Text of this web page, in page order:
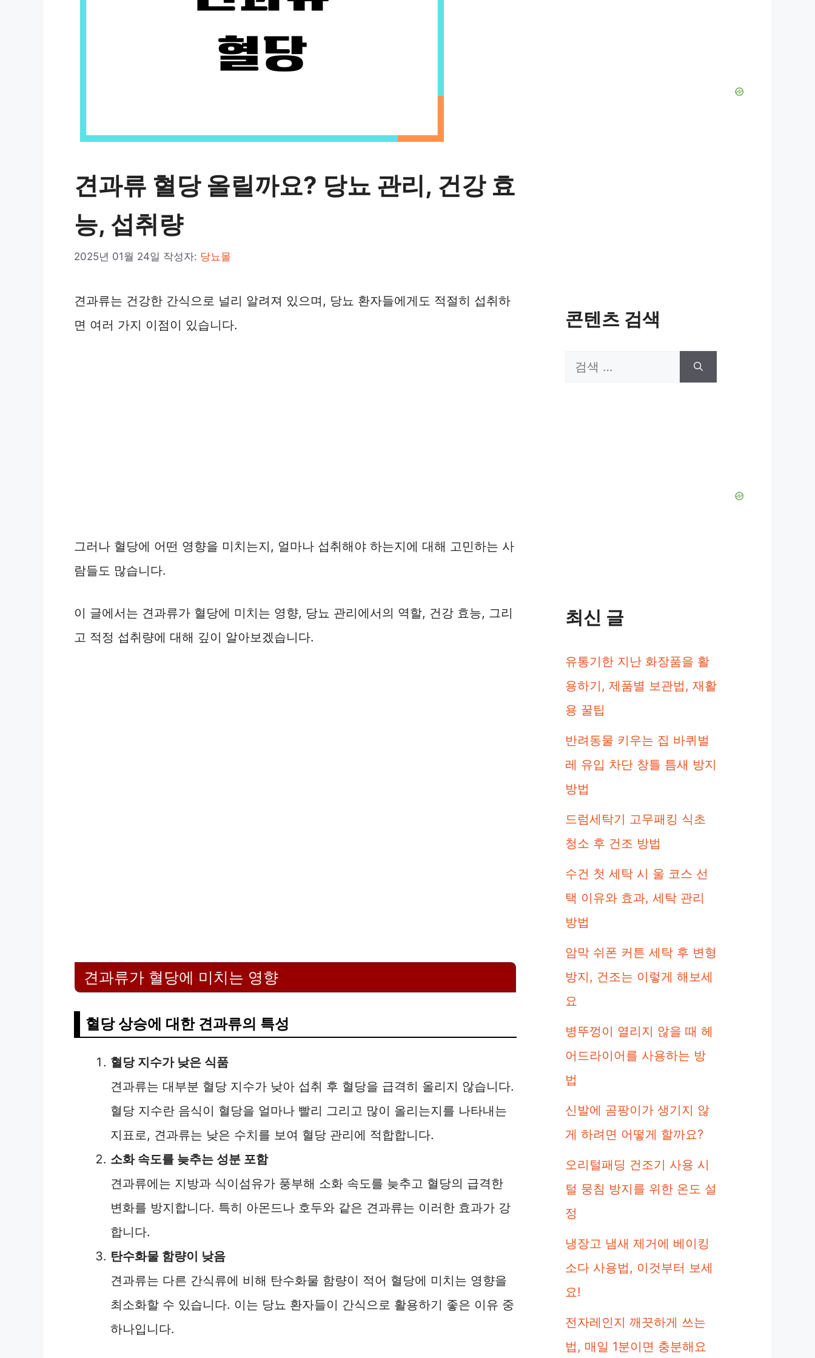
견과류 혈당 올릴까요? 당뇨 관리, 건강 효
능, 섭취량
2025년 01월 24일 작성자: 당뇨몰
견과류는 건강한 간식으로 널리 알려져 있으며, 당뇨 환자들에게도 적절히 섭취하
면 여러 가지 이점이 있습니다.
그러나 혈당에 어떤 영향을 미치는지, 얼마나 섭취해야 하는지에 대해 고민하는 사
람들도 많습니다.
이 글에서는 견과류가 혈당에 미치는 영향, 당뇨 관리에서의 역할, 건강 효능, 그리
고 적정 섭취량에 대해 깊이 알아보겠습니다.
견과류가 혈당에 미치는 영향
혈당 상승에 대한 견과류의 특성
혈당 지수가 낮은 식품
견과류는 대부분 혈당 지수가 낮아 섭취 후 혈당을 급격히 올리지 않습니다.
혈당 지수란 음식이 혈당을 얼마나 빨리 그리고 많이 올리는지를 나타내는
지표로, 견과류는 낮은 수치를 보여 혈당 관리에 적합합니다.
소화 속도를 늦추는 성분 포함
견과류에는 지방과 식이섬유가 풍부해 소화 속도를 늦추고 혈당의 급격한
변화를 방지합니다. 특히 아몬드나 호두와 같은 견과류는 이러한 효과가 강
합니다.
탄수화물 함량이 낮음
견과류는 다른 간식류에 비해 탄수화물 함량이 적어 혈당에 미치는 영향을
최소화할 수 있습니다. 이는 당뇨 환자들이 간식으로 활용하기 좋은 이유 중
하나입니다.
콘텐츠 검색
검
최신 글
유통기한 지난 화장품을 활
용하기, 제품별 보관법, 재활
용 꿀팁
반려동물 키우는 집 바퀴벌
레 유입 차단 창틀 틈새 방지
방법
드럼세탁기 고무패킹 식초
청소 후 건조 방법
수건 첫 세탁 시 울 코스 선
택 이유와 효과, 세탁 관리
방법
암막 쉬폰 커튼 세탁 후 변형
방지, 건조는 이렇게 해보세
요
병뚜껑이 열리지 않을 때 헤
어드라이어를 사용하는 방
법
신발에 곰팡이가 생기지 않
게 하려면 어떻게 할까요?
오리털패딩 건조기 사용 시
털 뭉침 방지를 위한 온도 설
정
냉장고 냄새 제거에 베이킹
소다 사용법, 이것부터 보세
요!
전자레인지 깨끗하게 쓰는
법, 매일 1분이면 충분해요